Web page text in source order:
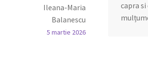
Ileana-Maria
Balanescu
5 martie 2026
capra si